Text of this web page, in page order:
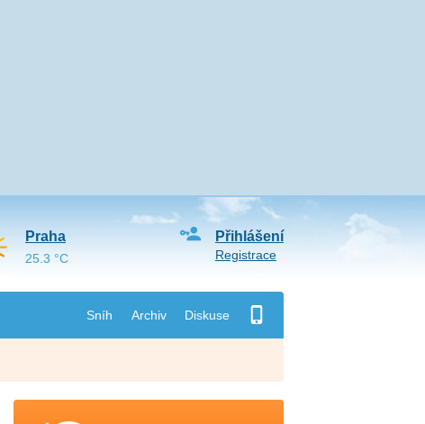
Sníh Archiv Diskuse
Přihlášení
Registrace
Praha
25.3 °C